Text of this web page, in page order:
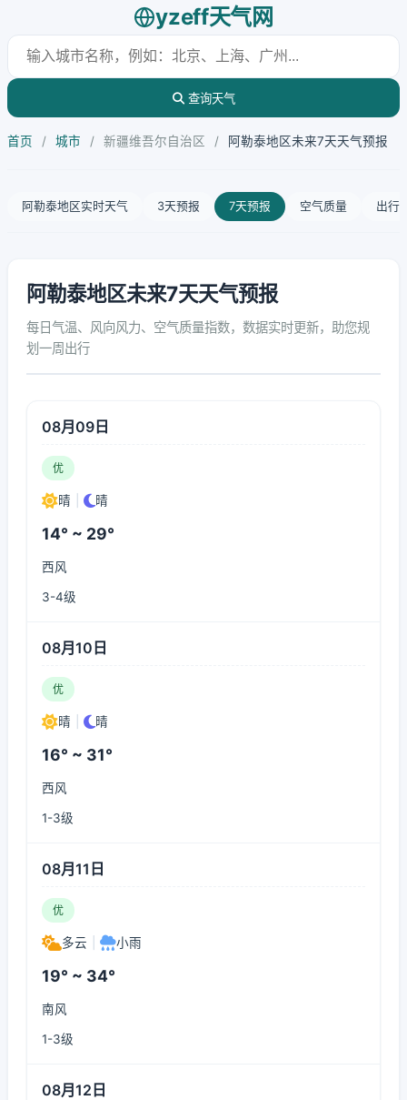
yzeff天气网
查询天气
首页 / 城市 / 新疆维吾尔自治区 / 阿勒泰地区未来7天天气预报
阿勒泰地区实时天气 3天预报 7天预报 空气质量 出行
阿勒泰地区未来7天天气预报
每日气温、风向风力、空气质量指数，数据实时更新，助您规
划一周出行
08月09日
优
晴 晴
14° ~ 29°
西风
3-4级
08月10日
优
晴 晴
16° ~ 31°
西风
1-3级
08月11日
优
多云 小雨
19° ~ 34°
南风
1-3级
08月12日